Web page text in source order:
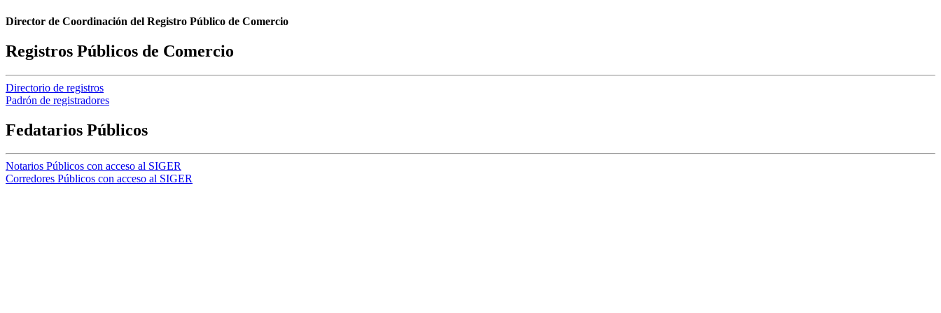
Director de Coordinación del Registro Público de Comercio
Registros Públicos de Comercio
Directorio de registros
Padrón de registradores
Fedatarios Públicos
Notarios Públicos con acceso al SIGER
Corredores Públicos con acceso al SIGER